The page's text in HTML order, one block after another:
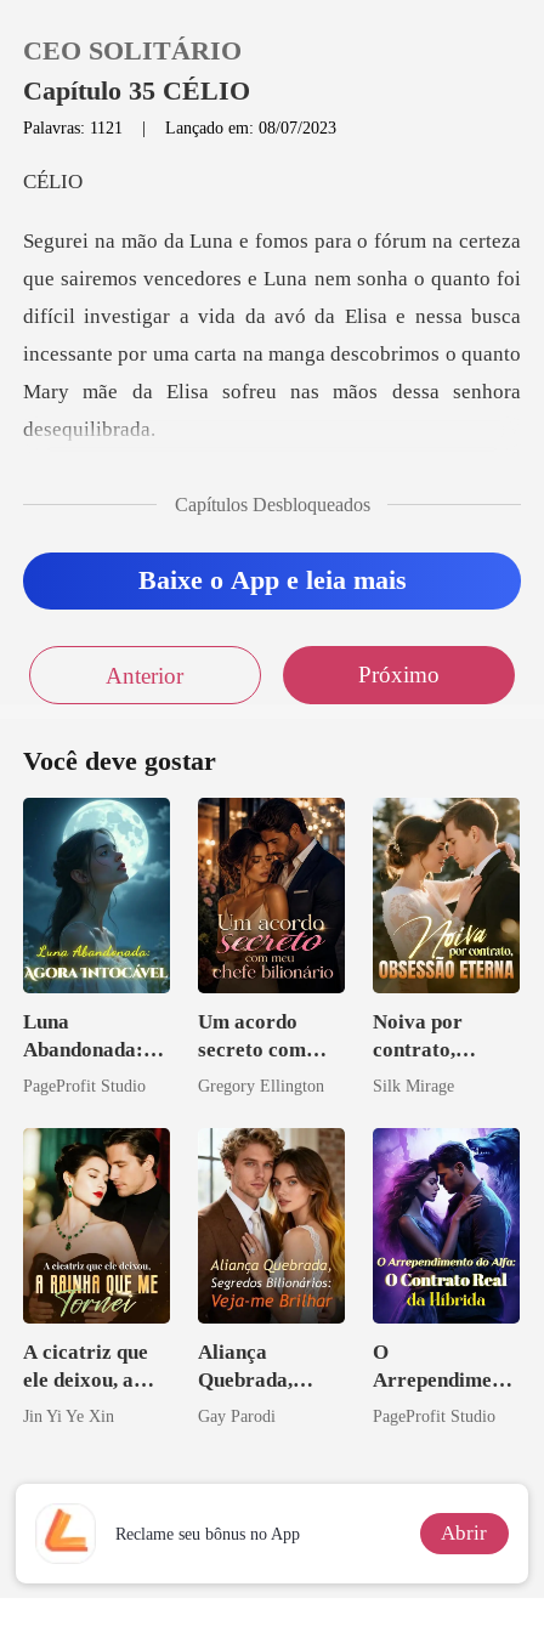
Loja
Histórico
Sair
CEO SOLITÁRIO
Capítulo 35 CÉLIO
Palavras: 1121 |Lançado em: 08/07/2023
LI
a o quanto foi
difícil investigar a vida da avó da Elisa e nessa busca
incessante por uma cart
Capítulos Desbloqueados
Baixe o App e leia mais
Anterior Próximo
Você deve gostar
Luna
Abandonada:
Agora Intocável
PageProfit Studio
Um acordo
secreto com
meu chefe
Gregory Ellington
Noiva por
contrato,
obsessão eterna
Silk Mirage
A cicatriz que
ele deixou, a
rainha que me
Jin Yi Ye Xin
Aliança
Quebrada,
Segredos
Gay Parodi
O
Arrependiment
o do Alfa: O
PageProfit Studio
Reclame seu bônus no App Abrir